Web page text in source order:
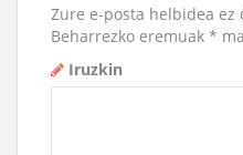
Zure e-posta helbidea ez
Beharrezko eremuak *
Iruzkin